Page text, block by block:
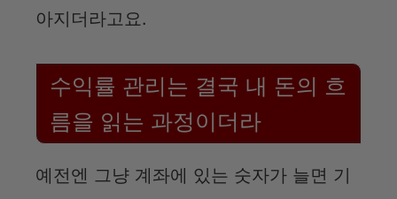
아지더라고요.
수익률 관리는 결국 내 돈의 흐
름을 읽는 과정이더라
예전엔 그냥 계좌에 있는 숫자가 늘면 기